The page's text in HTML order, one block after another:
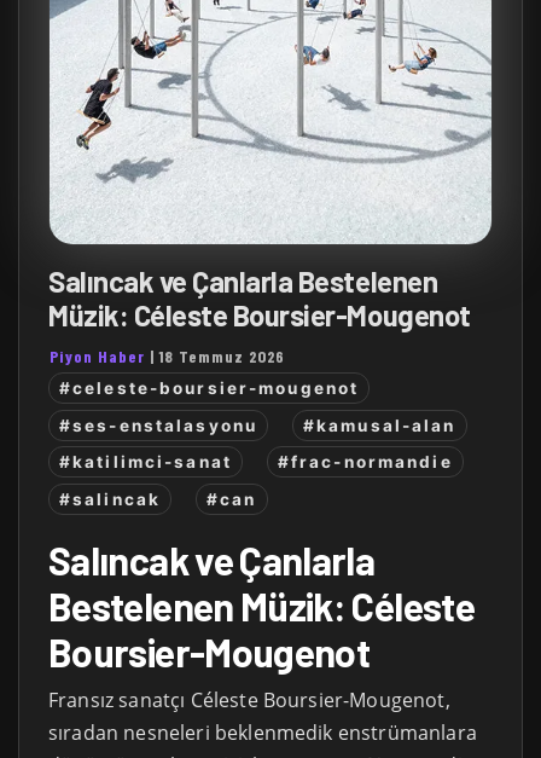
Salıncak ve Çanlarla Bestelenen
Müzik: Céleste Boursier-Mougenot
Piyon Haber |18 Temmuz 2026
#celeste-boursier-mougenot
#ses-enstalasyonu
#kamusal-alan
#katilimci-sanat
#frac-normandie
#salincak
#can
Salıncak ve Çanlarla
Bestelenen Müzik: Céleste
Boursier-Mougenot
Fransız sanatçı Céleste Boursier-Mougenot,
sıradan nesneleri beklenmedik enstrümanlara